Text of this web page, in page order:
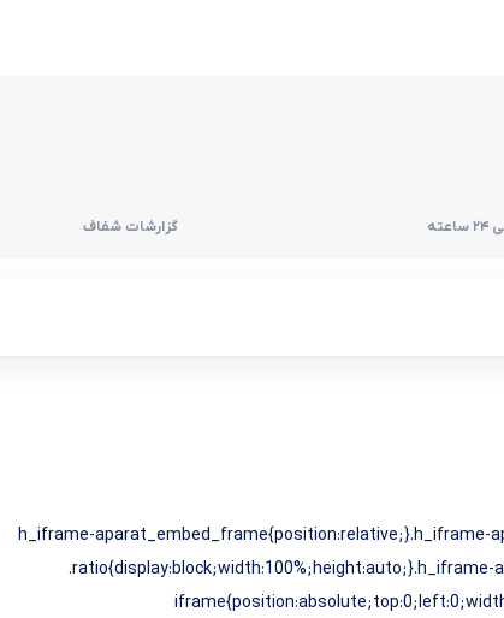
گزارشات شفاف
.h_iframe-aparat_embed_frame{position:relative;}.h_iframe-